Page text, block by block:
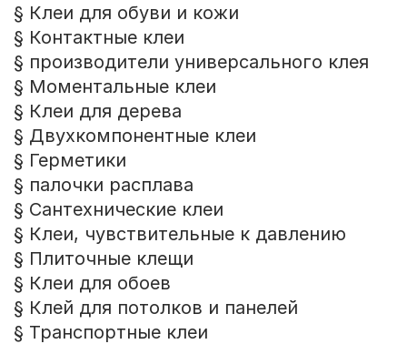
§ Клеи для обуви и кожи
§ Контактные клеи
§ производители универсального клея
§ Моментальные клеи
§ Клеи для дерева
§ Двухкомпонентные клеи
§ Герметики
§ палочки расплава
§ Сантехнические клеи
§ Клеи, чувствительные к давлению
§ Плиточные клещи
§ Клеи для обоев
§ Клей для потолков и панелей
§ Транспортные клеи